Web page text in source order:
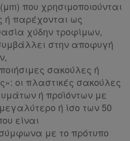
που χρησιμοποιούνται
ή παρέχονται ως
χύδην τροφίμων,
στην αποφυγή
σακούλες ή
οι πλαστικές σακούλες
ή προϊόντων με
ή ίσο των 50
είναι
με το πρότυπο